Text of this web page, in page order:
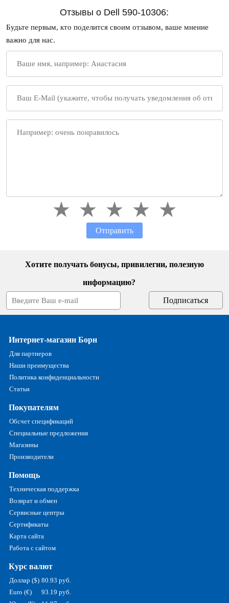
Отзывы о Dell 590-10306:
Будьте первым, кто поделится своим отзывом, ваше мнение
важно для нас.
Отправить
Хотите получать бонусы, привилегии, полезную
информацию?
Интернет-магазин Борн
Для партнеров
Наши преимущества
Политика конфиденциальности
Статьи
Покупателям
Обсчет спецификаций
Специальные предложения
Магазины
Производители
Помощь
Техническая поддержка
Возврат и обмен
Сервисные центры
Сертификаты
Карта сайта
Работа с сайтом
Курс валют
Доллар ($) 80.93 руб.
Euro (€)
93.19 руб.